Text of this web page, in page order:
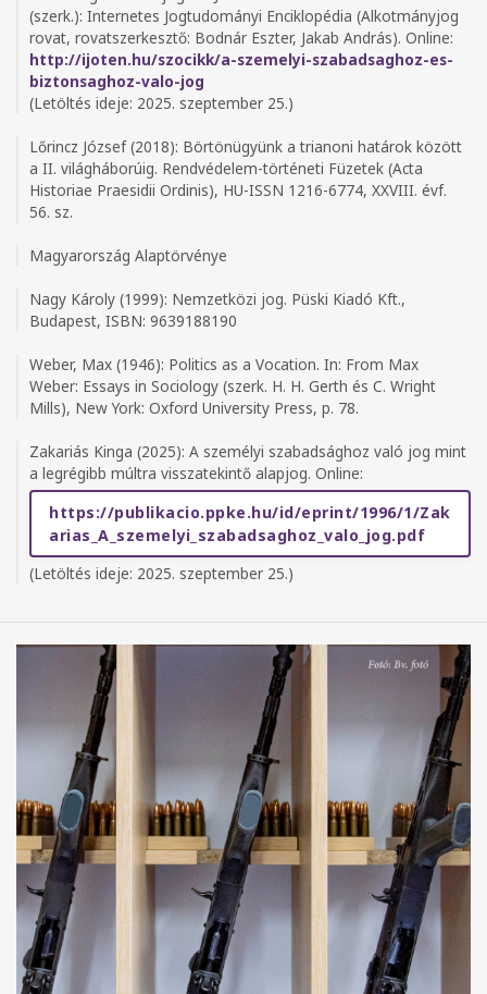
(szerk.): Internetes Jogtudományi Enciklopédia (Alkotmányjog
rovat, rovatszerkesztő: Bodnár Eszter, Jakab András). Online:
http://ijoten.hu/szocikk/a-szemelyi-szabadsaghoz-es-
biztonsaghoz-valo-jog
(Letöltés ideje: 2025. szeptember 25.)
Lőrincz József (2018): Börtönügyünk a trianoni határok között
a II. világháborúig. Rendvédelem-történeti Füzetek (Acta
Historiae Praesidii Ordinis), HU-ISSN 1216-6774, XXVIII. évf.
56. sz.
Magyarország Alaptörvénye
Nagy Károly (1999): Nemzetközi jog. Püski Kiadó Kft.,
Budapest, ISBN: 9639188190
Weber, Max (1946): Politics as a Vocation. In: From Max
Weber: Essays in Sociology (szerk. H. H. Gerth és C. Wright
Mills), New York: Oxford University Press, p. 78.
Zakariás Kinga (2025): A személyi szabadsághoz való jog mint
a legrégibb múltra visszatekintő alapjog. Online:
https://publikacio.ppke.hu/id/eprint/1996/1/Zak
arias_A_szemelyi_szabadsaghoz_valo_jog.pdf
(Letöltés ideje: 2025. szeptember 25.)